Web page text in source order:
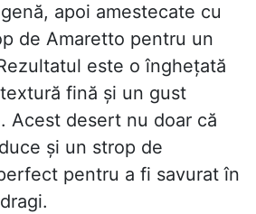
apoi amestecate cu
de Amaretto pentru un
este o înghețată
fină și un gust
Acest desert nu doar că
și un strop de
pentru a fi savurat în